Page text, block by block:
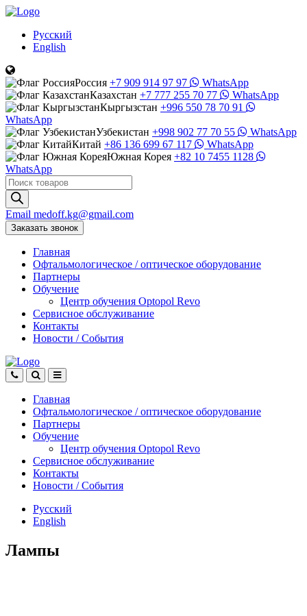
Русский
English
Россия +7 909 914 97 97
WhatsApp
Казахстан +7 777 255 70 77
WhatsApp
Кыргызстан +996 550 78 70 91
WhatsApp
Узбекистан +998 902 77 70 55
WhatsApp
Китай +86 136 699 67 117
WhatsApp
Южная Корея +82 10 7455 1128
WhatsApp
Поиск
товаров
Email medoff.kg@gmail.com
Заказать звонок
Главная
Офтальмологическое / оптическое оборудование
Партнеры
Обучение
Центр обучения Оptopol Revo
Сервисное обслуживание
Контакты
Новости / События
Главная
Офтальмологическое / оптическое оборудование
Партнеры
Обучение
Центр обучения Оptopol Revo
Сервисное обслуживание
Контакты
Новости / События
Русский
English
Лампы